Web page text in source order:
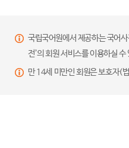
국립국어원에서 제공하는 국어
전’의 회원 서비스를 이용하실 수
만 14세 미만인 회원은 보호자(